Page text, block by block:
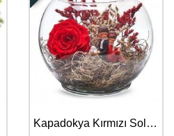
Kapadokya Kırmızı Solmayan Gül